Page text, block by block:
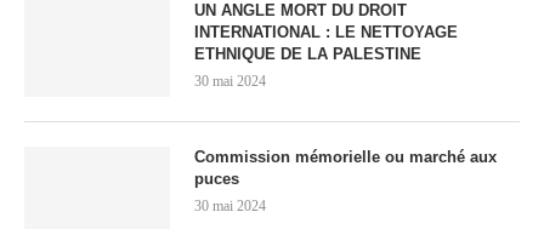
UN ANGLE MORT DU DROIT
INTERNATIONAL : LE NETTOYAGE
ETHNIQUE DE LA PALESTINE
30 mai 2024
Commission mémorielle ou marché aux
puces
30 mai 2024